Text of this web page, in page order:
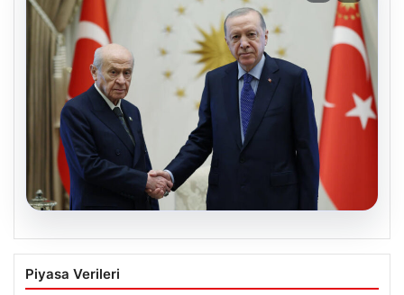
06.08.2026
Cumhurbaşkanı Erdoğan, Devlet
Bahçeli ile görüştü
Piyasa Verileri